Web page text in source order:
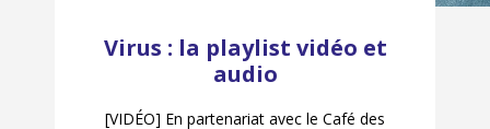
Virus : la playlist vidéo et
audio
[VIDÉO] En partenariat avec le Café des